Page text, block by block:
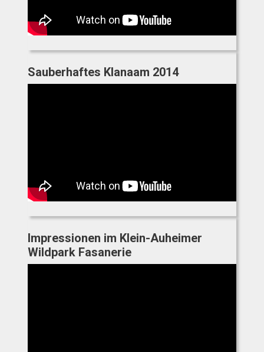
Sauberhaftes Klanaam 2014
Impressionen im Klein-Auheimer
Wildpark Fasanerie